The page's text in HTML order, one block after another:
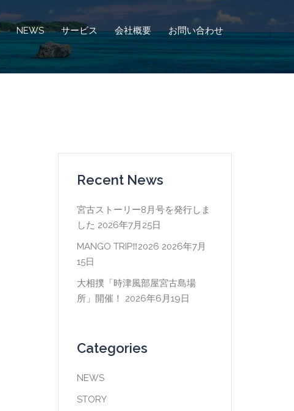
NEWS サービス 会社概要 お問い合わせ
Recent News
宮古ストーリー8月号を発行しま
した 2026年7月25日
MANGO TRIP‼2026 2026年7月
15日
大相撲「時津風部屋宮古島場
所」開催！
2026年6月19日
Categories
NEWS
STORY